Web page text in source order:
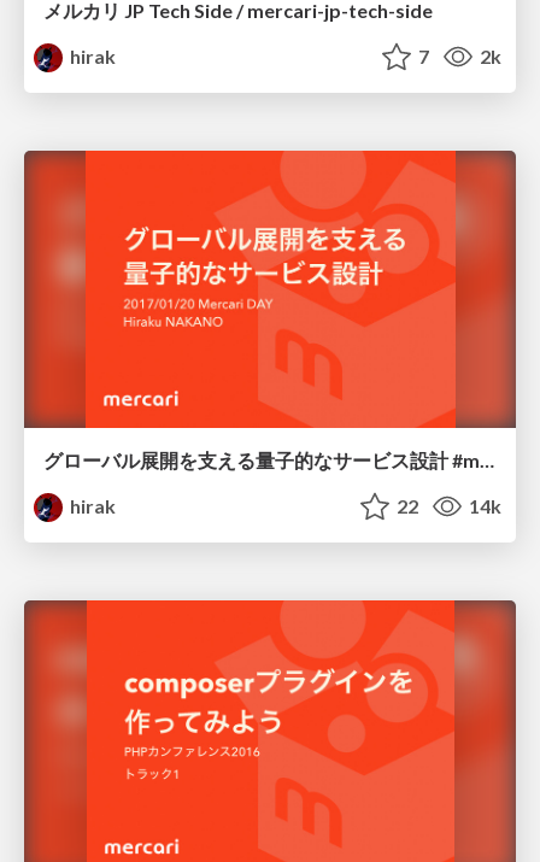
メルカリ JP Tech Side / mercari-jp-tech-side
hirak
7 2k
hirak
22 14k